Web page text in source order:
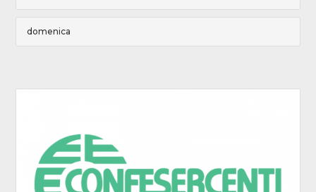
domenica